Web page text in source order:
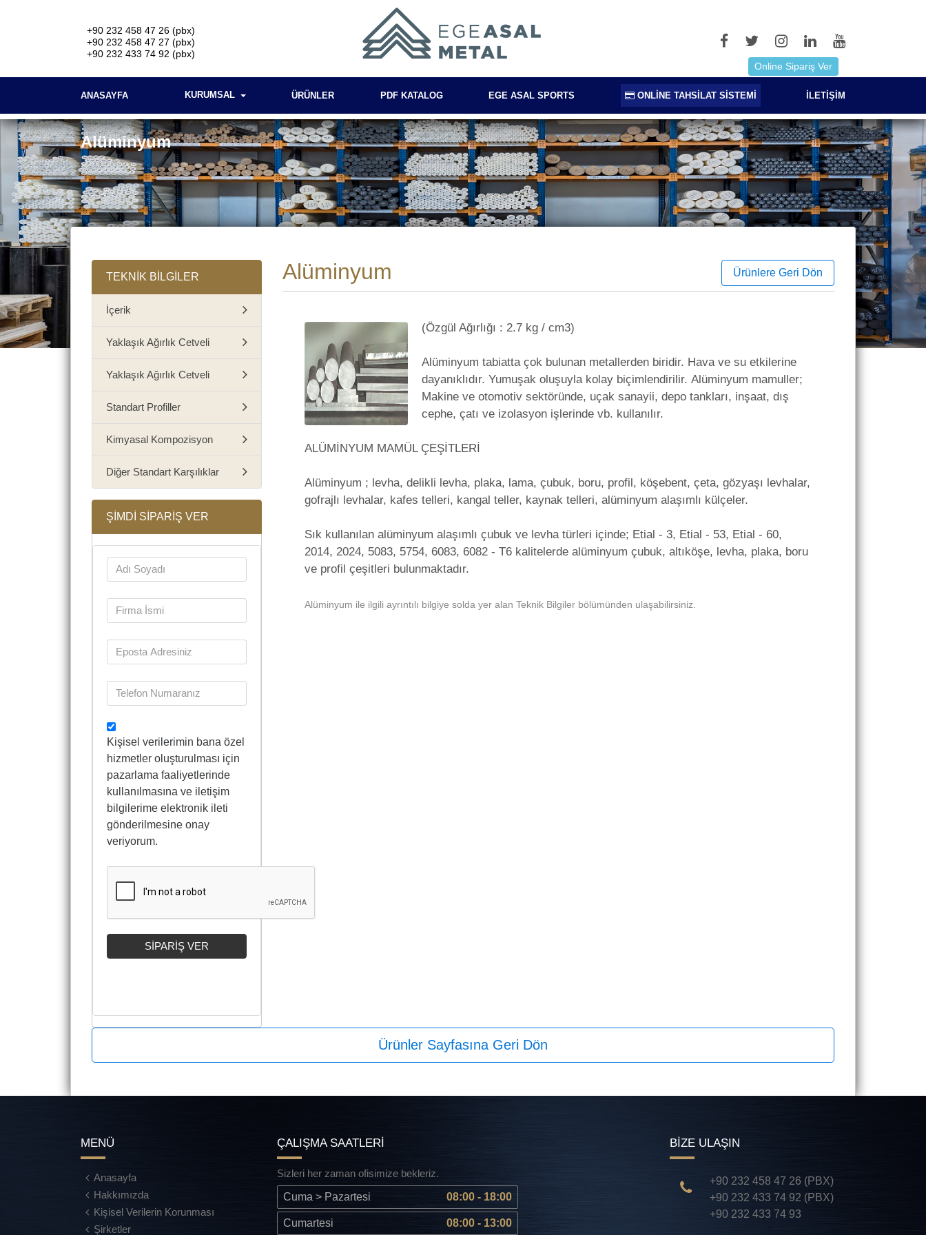
+90 232 458 47 26 (pbx)
+90 232 458 47 27 (pbx)
+90 232 433 74 92 (pbx)
Online Sipariş Ver
ANASAYFA KURUMSAL ÜRÜNLER PDF KATALOG EGE ASAL SPORTS ONLİNE TAHSİLAT SİSTEMİ İLETİŞİM
Alüminyum
TEKNİK BİLGİLER
İçerik
Yaklaşık Ağırlık Cetveli
Yaklaşık Ağırlık Cetveli
Standart Profiller
Kimyasal Kompozisyon
Diğer Standart Karşılıklar
ŞİMDİ SİPARİŞ VER
Kişisel verilerimin bana özel
hizmetler oluşturulması için
pazarlama faaliyetlerinde
kullanılmasına ve iletişim
bilgilerime elektronik ileti
gönderilmesine onay
veriyorum.
Alüminyum
(Özgül Ağırlığı : 2.7 kg / cm3)
Alüminyum tabiatta çok bulunan metallerden biridir. Hava ve su etkilerine
dayanıklıdır. Yumuşak oluşuyla kolay biçimlendirilir. Alüminyum mamuller;
Makine ve otomotiv sektöründe, uçak sanayii, depo tankları, inşaat, dış
cephe, çatı ve izolasyon işlerinde vb. kullanılır.
ALÜMİNYUM MAMÜL ÇEŞİTLERİ
Alüminyum ; levha, delikli levha, plaka, lama, çubuk, boru, profil, köşebent, çeta, gözyaşı levhalar,
gofrajlı levhalar, kafes telleri, kangal teller, kaynak telleri, alüminyum alaşımlı külçeler.
Sık kullanılan alüminyum alaşımlı çubuk ve levha türleri içinde; Etial - 3, Etial - 53, Etial - 60,
2014, 2024, 5083, 5754, 6083, 6082 - T6 kalitelerde alüminyum çubuk, altıköşe, levha, plaka, boru
ve profil çeşitleri bulunmaktadır.
Alüminyum ile ilgili ayrıntılı bilgiye solda yer alan Teknik Bilgiler bölümünden ulaşabilirsiniz.
MENÜ
Anasayfa
Hakkımızda
Kişisel Verilerin Korunması
Şirketler
ÇALIŞMA SAATLERİ
Sizleri her zaman ofisimize bekleriz.
Cuma > Pazartesi
08:00 - 18:00
Cumartesi 08:00 - 13:00
BİZE ULAŞIN
+90 232 458 47 26 (PBX)
+90 232 433 74 92 (PBX)
+90 232 433 74 93